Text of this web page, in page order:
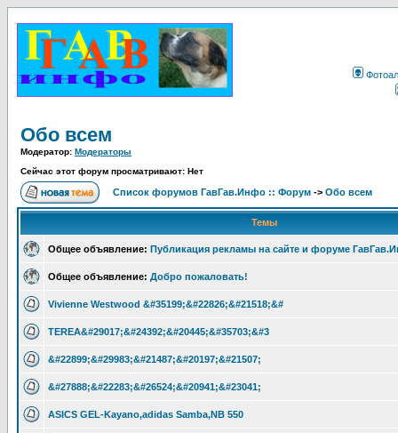
Обо всем
Модератор: Модераторы
Сейчас этот форум просматривают: Нет
Список форумов ГавГав.Инфо :: Форум -> Обо всем
Темы
Общее объявление: Публикация рекламы на сайте и форуме
Общее объявление: Добро пожаловать!
Vivienne Westwood &#35199;&#22826;&#21518;&#
TEREA&#29017;&#24392;&#20445;&#35703;&#3
&#22899;&#29983;&#21487;&#20197;&#21507;
&#27888;&#22283;&#26524;&#20941;&#23041;
ASICS GEL-Kayano,adidas Samba,NB 550